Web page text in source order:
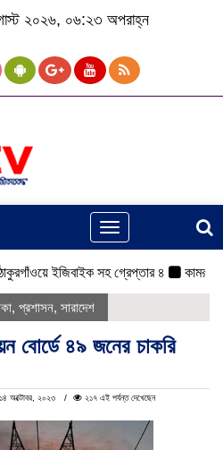
২০২৬, ০৬:২৩ অপরাহ্ন
Toggle
navigation
ইজিবাইক সহ গ্রেপ্তার ৪ কামরুল-জসিম
, প্রশাসন, সারাদেশ
বোর্ডে ৪৯ জনের চাকরি
অক্টোবর, ২০২৩ ২১৭ এই পর্যন্ত দেখেছেন